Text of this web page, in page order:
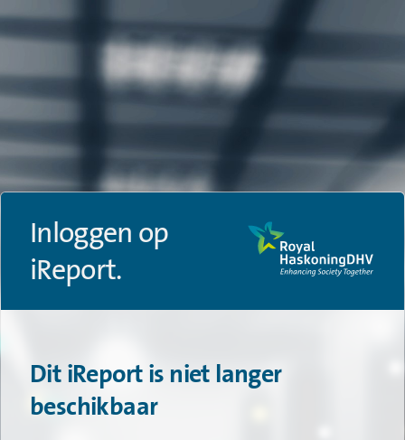
Inloggen op
iReport.
Dit iReport is niet langer
beschikbaar